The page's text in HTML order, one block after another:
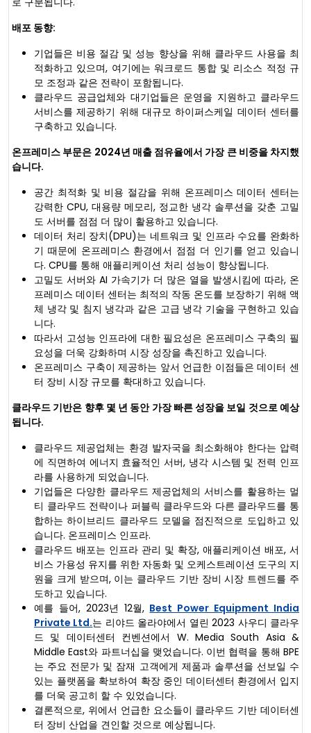
배포 동향:
기업들은 비용 절감 및 성능 향상을 위해 클라우드 사용을 최
적화하고 있으며, 여기에는 워크로드 통합 및 리소스 적정 규
모 조정과 같은 전략이 포함됩니다.
클라우드 공급업체와 대기업들은 운영을 지원하고 클라우드
서비스를 제공하기 위해 대규모 하이퍼스케일 데이터 센터를
구축하고 있습니다.
온프레미스 부문은 2024년 매출 점유율에서 가장 큰 비중을 차지했
습니다.
공간 최적화 및 비용 절감을 위해 온프레미스 데이터 센터는
강력한 CPU, 대용량 메모리, 정교한 냉각 솔루션을 갖춘 고밀
도 서버를 점점 더 많이 활용하고 있습니다.
데이터 처리 장치(DPU)는 네트워크 및 인프라 수요를 완화하
기 때문에 온프레미스 환경에서 점점 더 인기를 얻고 있습니
다. CPU를 통해 애플리케이션 처리 성능이 향상됩니다.
고밀도 서버와 AI 가속기가 더 많은 열을 발생시킴에 따라, 온
프레미스 데이터 센터는 최적의 작동 온도를 보장하기 위해 액
체 냉각 및 침지 냉각과 같은 고급 냉각 기술을 구현하고 있습
니다.
따라서 고성능 인프라에 대한 필요성은 온프레미스 구축의 필
요성을 더욱 강화하며 시장 성장을 촉진하고 있습니다.
온프레미스 구축이 제공하는 앞서 언급한 이점들은 데이터 센
터 장비 시장 규모를 확대하고 있습니다.
클라우드 기반은 향후 몇 년 동안 가장 빠른 성장을 보일 것으로 예상
됩니다.
클라우드 제공업체는 환경 발자국을 최소화해야 한다는 압력
에 직면하여 에너지 효율적인 서버, 냉각 시스템 및 전력 인프
라를 사용하게 되었습니다.
기업들은 다양한 클라우드 제공업체의 서비스를 활용하는 멀
티 클라우드 전략이나 퍼블릭 클라우드와 다른 클라우드를 통
합하는 하이브리드 클라우드 모델을 점진적으로 도입하고 있
습니다. 온프레미스 인프라.
클라우드 배포는 인프라 관리 및 확장, 애플리케이션 배포, 서
비스 가용성 유지를 위한 자동화 및 오케스트레이션 도구의 지
원을 크게 받으며, 이는 클라우드 기반 장비 시장 트렌드를 주
도하고 있습니다.
예를 들어, 2023년 12월, Best Power Equipment India
Private Ltd.는 리야드 올라야에서 열린 2023 사우디 클라우
드 및 데이터센터 컨벤션에서 W. Media South Asia &
Middle East와 파트너십을 맺었습니다. 이번 협력을 통해 BPE
는 주요 전문가 및 잠재 고객에게 제품과 솔루션을 선보일 수
있는 플랫폼을 확보하여 확장 중인 데이터센터 환경에서 입지
를 더욱 공고히 할 수 있었습니다.
결론적으로, 위에서 언급한 요소들이 클라우드 기반 데이터센
터 장비 산업을 견인할 것으로 예상됩니다.